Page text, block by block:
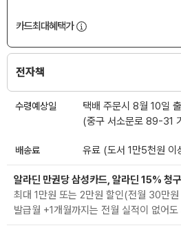
카드최대혜택가
전자책
수령예상일
택배 주문시 8월 10일
(중구 서소문로 89-31
배송료 유료 (도서 1만5천원 이
알라딘 만권당 삼성카드, 알라딘 15% 청
최대 1만원 또는 2만원 할인(전월 30만
발급월 +1개월까지는 전월 실적이 없어